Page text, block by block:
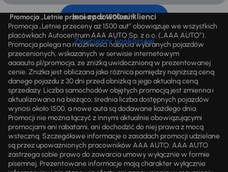
Inni zadowoleni klienci
Zwycięzcy konkursów
Promocja „Letnie przeceny aż 1500 aut”
Promocja „Letnie przeceny aż 1500 aut” obowiązuje we wszystkich
placówkach Autocentrum AAA AUTO Sp. z o.o. („AAA AUTO”).
Promocja polega na możliwości nabycia wybranych pojazdów
przecenionych, wskazanych w serwisie internetowym
aaaauto.pl/promocja, ze zniżką uwidocznioną w prezentowanej
cenie. Zniżka jest obliczana jako różnica pomiędzy najniższą ceną
danego pojazdu z 30 dni przed obniżką a jego aktualną ceną
sprzedaży. Liczba samochodów objętych promocją jest zmienna i
aktualizowana na bieżąco; średnia liczba dostępnych pojazdów
wynosi około 1500, a nowe auta są dodawane każdego dnia.
Promocji nie można łączyć z innymi aktualnie obowiązującymi
promocjami ani rabatami, ani dochodzić do niej prawa z mocą
wsteczną. Szczegółowe informacje o zasadach promocji udzielane
są przez upoważnionych pracowników AAA AUTO. AAA AUTO
zastrzega sobie prawo do zawarcia umowy wyłącznie w formie
pisemnej. Prezentowane informacje mają charakter wyłącznie